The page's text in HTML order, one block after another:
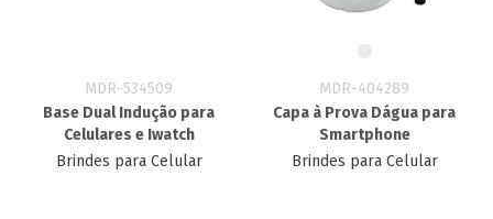
MDR-534509
Base Dual Indução para
Celulares e Iwatch
Brindes para Celular
MDR-404289
Capa à Prova Dágua para
Smartphone
Brindes para Celular